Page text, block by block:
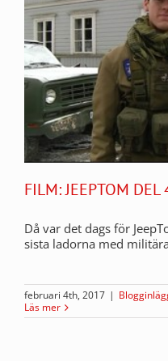
FILM: JEEPTOM DEL
Då var det dags för
sista ladorna med
februari 4th, 2017 |
Läs mer